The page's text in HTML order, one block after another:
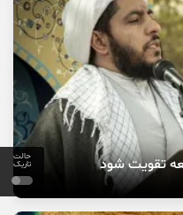
حالت
تاریک تقویت شود